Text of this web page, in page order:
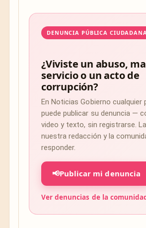
DENUNCIA PÚBLICA
¿Viviste un abuso,
servicio o un acto de
corrupción?
En Noticias Gobierno cualquier
puede publicar su denuncia —
video y texto, sin registrarse.
nuestra redacción y la
responder.
📢Publicar mi denuncia
Ver denuncias de la